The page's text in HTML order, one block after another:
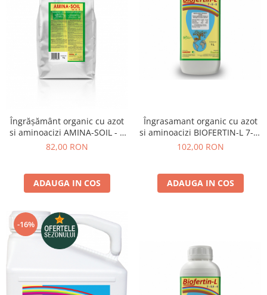
Îngrășământ organic cu azot
si aminoacizi AMINA-SOIL - 1
kg, legume fructe , cereale
82,00 RON
ADAUGA IN COS
Îngrasamant organic cu azot
si aminoacizi BIOFERTIN-L 7-0-
0 - 1 litru, legume, cereale,
102,00 RON
ADAUGA IN COS
-16%